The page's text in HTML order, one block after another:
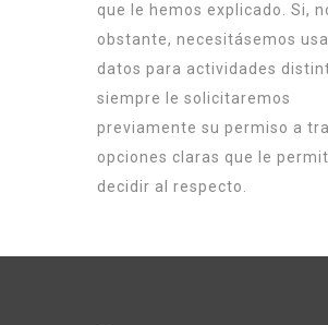
que le hemos explicado. Si,
obstante, necesitásemos
datos para actividades
siempre le solicitaremos
previamente su permiso a
opciones claras que le
decidir al respecto.